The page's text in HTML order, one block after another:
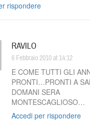
rispondere
RAVILO
6 Febbraio 2010 at 14:12
E COME TUTTI GLI
PRONTI…PRONTI A
DOMANI SERA
MONTESCAGLIOSO…
Accedi per rispondere